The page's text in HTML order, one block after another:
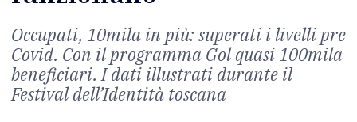
Occupati, 10mila in più: superati i livelli pre
Covid. Con il programma Gol quasi 100mila
beneficiari. I dati illustrati durante il
Festival dell’Identità toscana